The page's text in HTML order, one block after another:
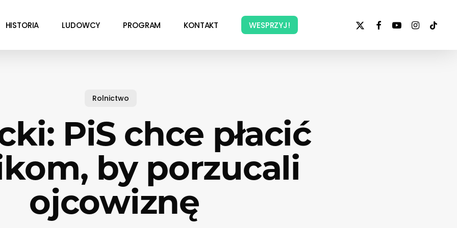
HISTORIA LUDOWCY PROGRAM KONTAKT WESPRZYJ!
x-
facebookyoutubeinstagram
tiktok
Rolnictwo
PiS chce płacić
by porzucali
ojcowiznę